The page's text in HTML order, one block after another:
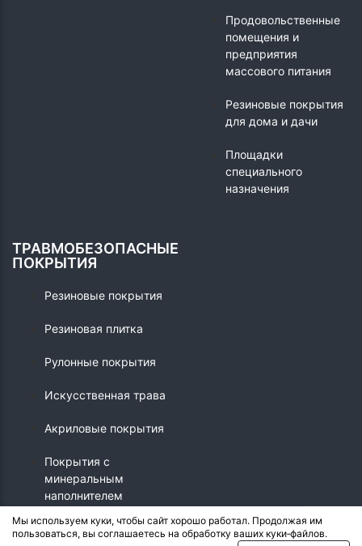
Продовольственные
помещения и
предприятия
массового питания
Резиновые покрытия
для дома и дачи
Площадки
специального
назначения
ТРАВМОБЕЗОПАСНЫЕ
ПОКРЫТИЯ
Резиновые покрытия
Резиновая плитка
Рулонные покрытия
Искусственная трава
Акриловые покрытия
Покрытия с
минеральным
наполнителем
Мы используем куки, чтобы сайт хорошо работал. Продолжая им
пользоваться, вы соглашаетесь на обработку ваших куки‑файлов.